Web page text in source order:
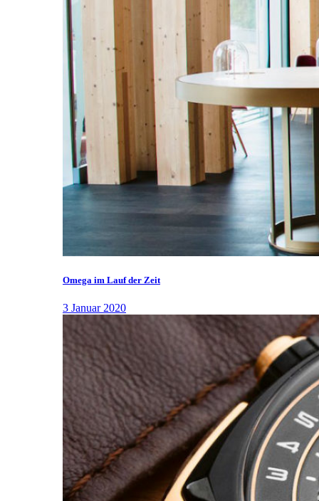
Omega im Lauf der Zeit
3 Januar 2020